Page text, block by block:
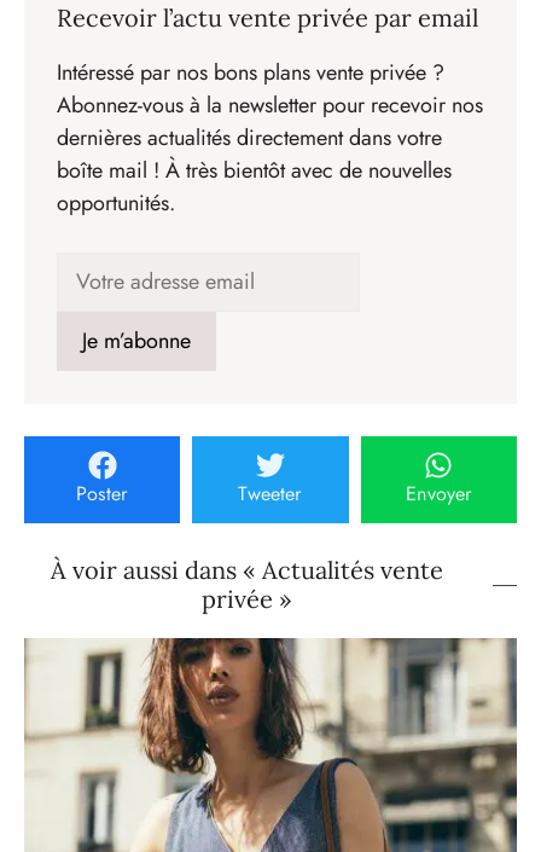
Recevoir l’actu vente privée par email
Intéressé par nos bons plans vente privée ?
Abonnez-vous à la newsletter pour recevoir nos
dernières actualités directement dans votre
boîte mail ! À très bientôt avec de nouvelles
opportunités.
Poster Tweeter Envoyer
À voir aussi dans « Actualités vente
privée »